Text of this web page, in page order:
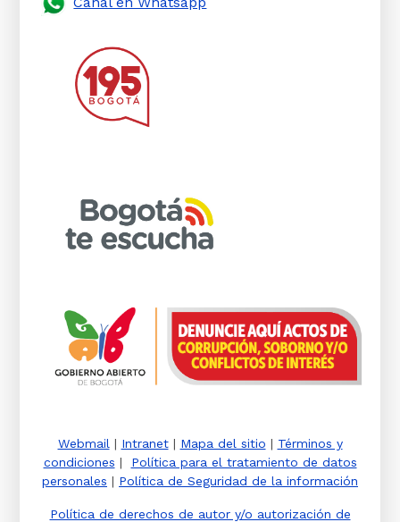
Webmail | Intranet| Mapa del sitio | Términos y
condiciones | Política para el tratamiento de datos
personales | Política de Seguridad de la información
Política de derechos de autor y/o autorización de